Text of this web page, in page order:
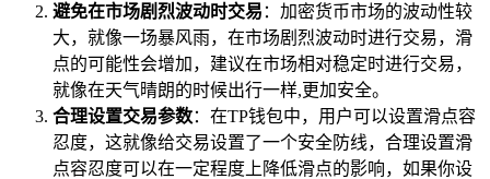
避免在市场剧烈波动时交易 ：加密货币市场的波动性较
大，就像一场暴风雨，在市场剧烈波动时进行交易，滑
点的可能性会增加，建议在市场相对稳定时进行交易，
就像在天气晴朗的时候出行一样,更加安全。
合理设置交易参数：在TP钱包中，用户可以设置滑点容
忍度，这就像给交易设置了一个安全防线，合理设置滑
点容忍度可以在一定程度上降低滑点的影响，如果你设